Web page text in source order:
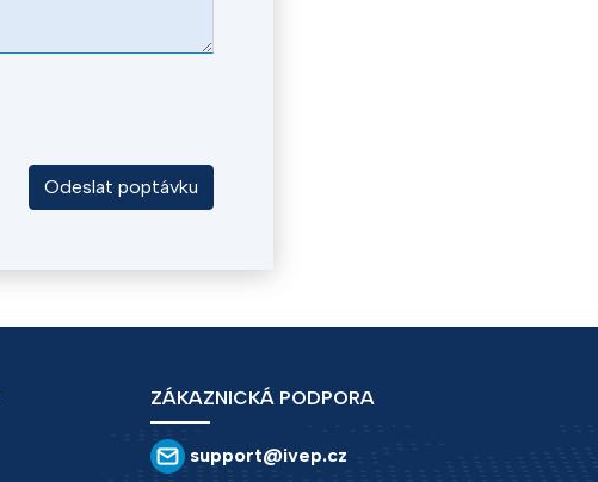
Odeslat poptávku
ZÁKAZNICKÁ PODPORA
support@ivep.cz